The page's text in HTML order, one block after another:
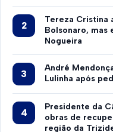
Tereza Cristina
Bolsonaro, mas
Nogueira
André
Lulinha após
Presidente da
obras de
região da